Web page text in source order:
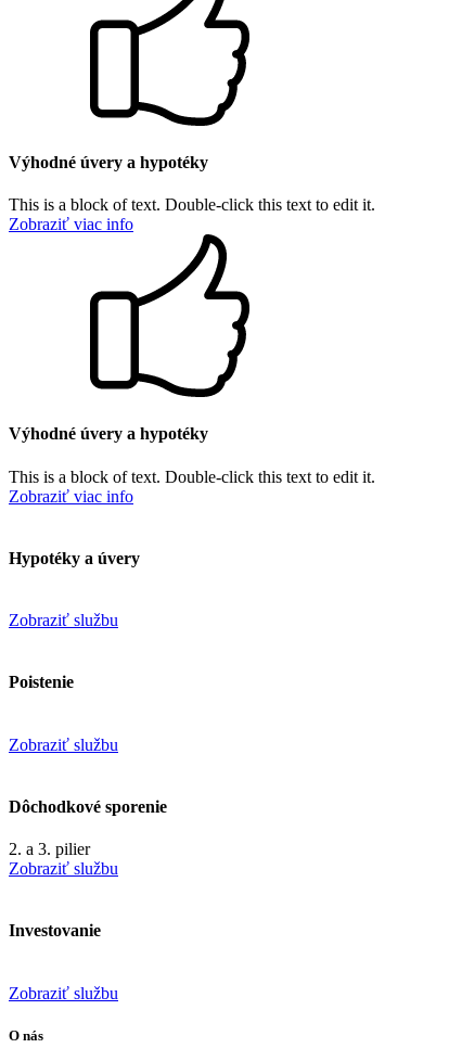
Výhodné úvery a hypotéky
This is a block of text. Double-click this text to edit it.
Zobraziť viac info
Výhodné úvery a hypotéky
This is a block of text. Double-click this text to edit it.
Zobraziť viac info
Hypotéky a úvery
Zobraziť službu
Poistenie
Zobraziť službu
Dôchodkové sporenie
2. a 3. pilier
Zobraziť službu
Investovanie
Zobraziť službu
O nás